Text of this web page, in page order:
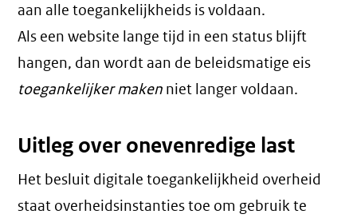
aan alle toegankelijkheids is voldaan.
Als een website lange tijd in een status blijft
hangen, dan wordt aan de beleidsmatige eis
toegankelijker maken niet langer voldaan.
Uitleg over onevenredige last
Het besluit digitale toegankelijkheid overheid
staat overheidsinstanties toe om gebruik te